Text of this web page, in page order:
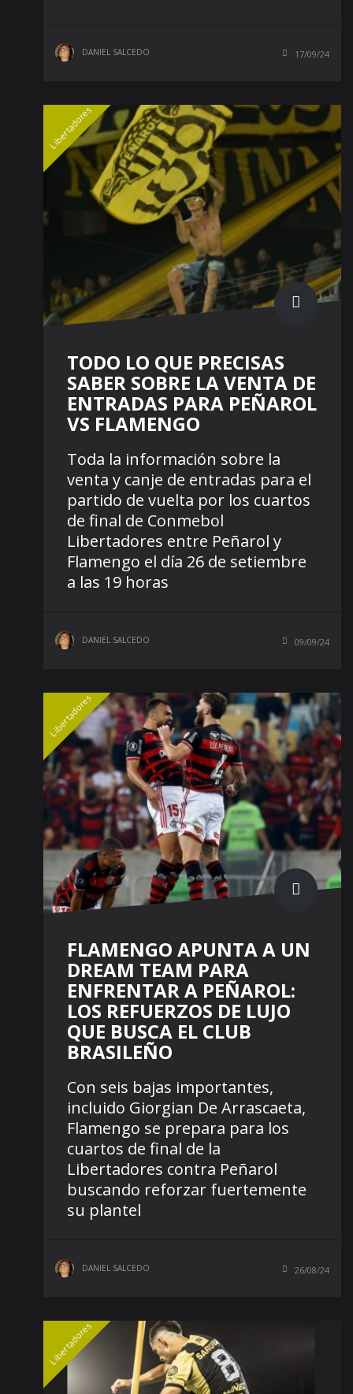
DANIEL SALCEDO 17/09/24
Libertadores
TODO LO QUE PRECISAS
SABER SOBRE LA VENTA DE
ENTRADAS PARA PEÑAROL
VS FLAMENGO
Toda la información sobre la
venta y canje de entradas para el
partido de vuelta por los cuartos
de final de Conmebol
Libertadores entre Peñarol y
Flamengo el día 26 de setiembre
a las 19 horas
DANIEL SALCEDO 09/09/24
Libertadores
FLAMENGO APUNTA A UN
DREAM TEAM PARA
ENFRENTAR A PEÑAROL:
LOS REFUERZOS DE LUJO
QUE BUSCA EL CLUB
BRASILEÑO
Con seis bajas importantes,
incluido Giorgian De Arrascaeta,
Flamengo se prepara para los
cuartos de final de la
Libertadores contra Peñarol
buscando reforzar fuertemente
su plantel
DANIEL SALCEDO 26/08/24
Libertadores